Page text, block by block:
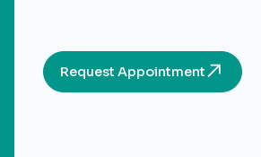
Request Appointment